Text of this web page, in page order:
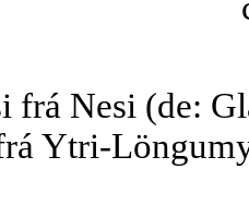
frá Nesi (de:
Ytri-